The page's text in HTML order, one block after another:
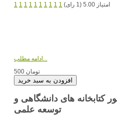
1 1 1 1 1 1 1 1 1 1
امتیاز 5.00 (1 رای)
ادامه مطلب...
500 تومان
کتابخانه های دانشگاهی و
توسعه علمی